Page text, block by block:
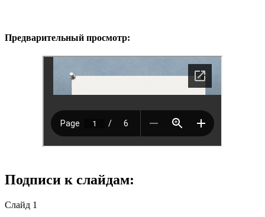
Предварительный просмотр:
Подписи к слайдам:
Слайд 1